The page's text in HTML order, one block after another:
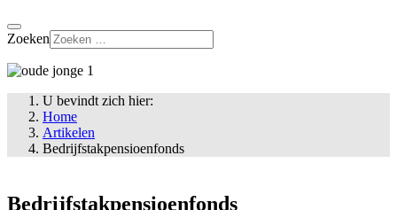
Zoeken
U bevindt zich hier:
Home
Artikelen
Bedrijfstakpensioenfonds
Bedrijfstakpensioenfonds